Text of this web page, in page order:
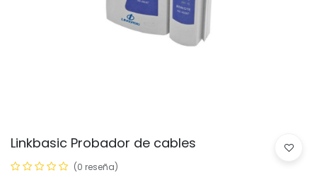
Linkbasic Probador de cables
(0 reseña)